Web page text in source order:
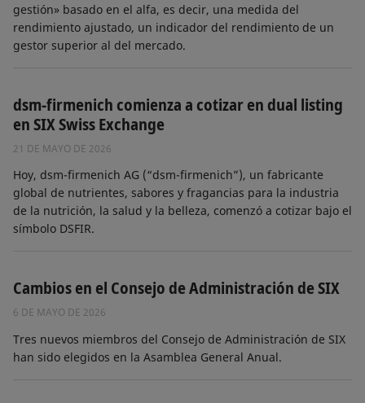
gestión» basado en el alfa, es decir, una medida del
rendimiento ajustado, un indicador del rendimiento de un
gestor superior al del mercado.
dsm-firmenich comienza a cotizar en dual listing
en SIX Swiss Exchange
21 DE MAYO DE 2026
Hoy, dsm-firmenich AG (“dsm-firmenich”), un fabricante
global de nutrientes, sabores y fragancias para la industria
de la nutrición, la salud y la belleza, comenzó a cotizar bajo el
símbolo DSFIR.
Cambios en el Consejo de Administración de SIX
6 DE MAYO DE 2026
Tres nuevos miembros del Consejo de Administración de SIX
han sido elegidos en la Asamblea General Anual.